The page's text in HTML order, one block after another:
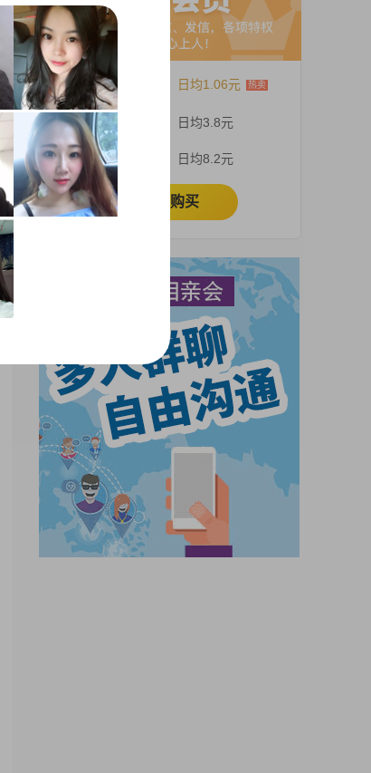
日均1.06元
日均3.8元
日均8.2元
立即购买